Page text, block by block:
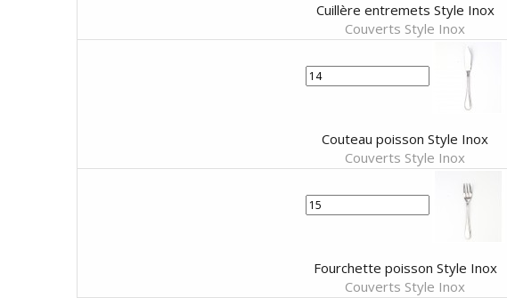
Cuillère entremets Style Inox
Couverts Style Inox
Couteau poisson Style Inox
Couverts Style Inox
Fourchette poisson Style Inox
Couverts Style Inox